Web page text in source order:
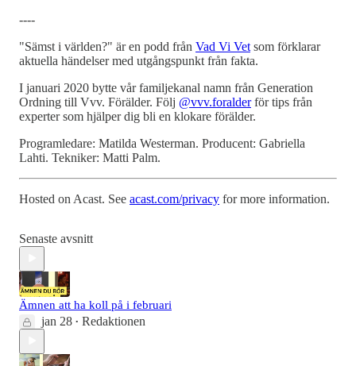
----
"Sämst i världen?" är en podd från Vad Vi Vet som förklarar
aktuella händelser med utgångspunkt från fakta.
I januari 2020 bytte vår familjekanal namn från Generation
Ordning till Vvv. Förälder. Följ @vvv.foralderför tips från
experter som hjälper dig bli en klokare förälder.
Programledare: Matilda Westerman. Producent: Gabriella
Lahti. Tekniker: Matti Palm.
Hosted on Acast. See acast.com/privacy for more information.
Senaste avsnitt
Ämnen att ha koll på i februari
jan 28 • Redaktionen